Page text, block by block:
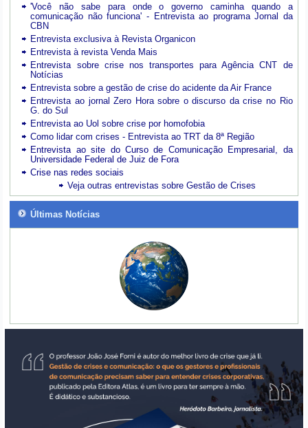
'Você não sabe para onde o governo caminha quando a
comunicação não funciona' - Entrevista ao programa Jornal da
CBN
Entrevista exclusiva à Revista Organicon
Entrevista à revista Venda Mais
Entrevista sobre crise nos transportes para Agência CNT de
Notícias
Entrevista sobre a gestão de crise do acidente da Air France
Entrevista ao jornal Zero Hora sobre o discurso da crise no Rio
G. do Sul
Entrevista ao Uol sobre crise por homofobia
Como lidar com crises - Entrevista ao TRT da 8ª Região
Entrevista ao site do Curso de Comunicação Empresarial, da
Universidade Federal de Juiz de Fora
Crise nas redes sociais
Veja outras entrevistas sobre Gestão de Crises
Últimas Notícias